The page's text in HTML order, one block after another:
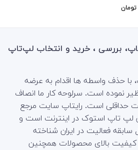
تومان
بررسی ، خرید و انتخاب لپ‌تاپ
با حذف واسطه ها اقدام به عرضه
نموده است. سرلوحه کار ما انصاف
حداقلی است. رایتاپ سایت مرجع
تاپ استوک در اینترنت است و
بیش از 10 سال سابقه فعالیت در ایران شناخته
کیفیت بالای محصولات همچنین